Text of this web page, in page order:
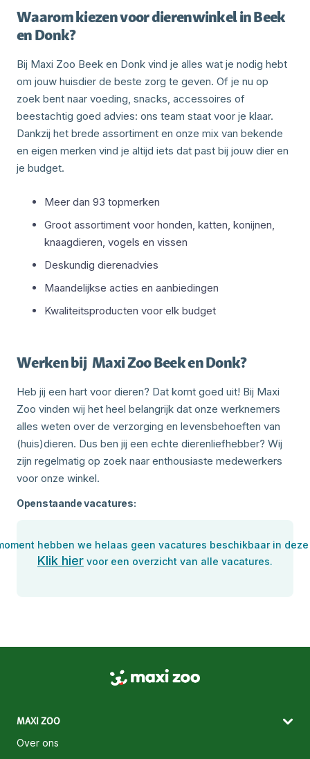
Waarom kiezen voor dierenwinkel in Beek
en Donk?
Bij Maxi Zoo Beek en Donk vind je alles wat je nodig hebt
om jouw huisdier de beste zorg te geven. Of je nu op
zoek bent naar voeding, snacks, accessoires of
beestachtig goed advies: ons team staat voor je klaar.
Dankzij het brede assortiment en onze mix van bekende
en eigen merken vind je altijd iets dat past bij jouw dier en
je budget.
Meer dan 93 topmerken
Groot assortiment voor honden, katten, konijnen,
knaagdieren, vogels en vissen
Deskundig dierenadvies
Maandelijkse acties en aanbiedingen
Kwaliteitsproducten voor elk budget
Werken bij Maxi Zoo Beek en Donk?
Heb jij een hart voor dieren? Dat komt goed uit! Bij Maxi
Zoo vinden wij het heel belangrijk dat onze werknemers
alles weten over de verzorging en levensbehoeften van
(huis)dieren. Dus ben jij een echte dierenliefhebber? Wij
zijn regelmatig op zoek naar enthousiaste medewerkers
voor onze winkel.
Openstaande vacatures:
hebben we helaas geen vacatures beschikbaar in
Klik hier voor een overzicht van alle vacatures.
MAXI ZOO
Over ons